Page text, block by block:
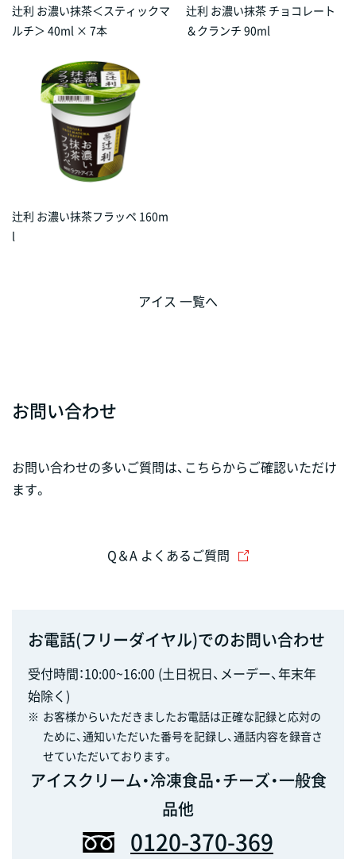
辻󠄀利 お濃い抹茶＜スティックマ
ルチ＞ 40ml × 7本
辻󠄀利 お濃い抹茶 チョコレート
＆クランチ 90ml
辻󠄀利 お濃い抹茶フラッペ 160m
l
アイス 一覧へ
お問い合わせ
お問い合わせの多いご質問は、こちらからご確認いただけ
ます。
Q＆A よくあるご質問
お電話(フリーダイヤル)でのお問い合わせ
受付時間：10:00~16:00 (土日祝日、メーデー、年末年
始除く)
※ お客様からいただきましたお電話は正確な記録と応対の
ために、通知いただいた番号を記録し、通話内容を録音さ
せていただいております。
アイスクリーム・冷凍食品・チーズ・一般食
品他
0120-370-369